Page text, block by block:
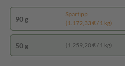
90 g
Spartipp
(1.172,33 € / 1 kg)
50 g (1.259,20 € / 1 kg)